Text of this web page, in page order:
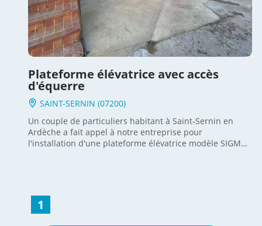
Plateforme élévatrice avec accès
d'équerre
SAINT-SERNIN (07200)
Un couple de particuliers habitant à Saint-Sernin en
Ardèche a fait appel à notre entreprise pour
l'installation d'une plateforme élévatrice modèle SIGMA
l'étage pour alimenter le poêle à bois en hiver, ainsi que
pour monter les courses. La plateforme verticale SIGMA
1